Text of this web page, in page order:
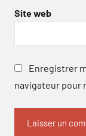
Site web
Enregistrer
navigateur pour